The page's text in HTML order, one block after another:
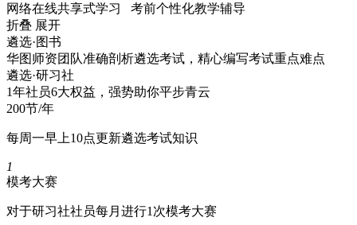
网络在线共享式学习 考前个性化教学辅导
折叠 展开
遴选·图书
华图师资团队准确剖析遴选考试，精心编写考试重点难点
遴选·研习社
1年社员6大权益，强势助你平步青云
200节/年
每周一早上10点更新遴选考试知识
1
模考大赛
对于研习社社员每月进行1次模考大赛